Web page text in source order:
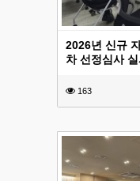
2026년 신규
차 선정심사 실
163